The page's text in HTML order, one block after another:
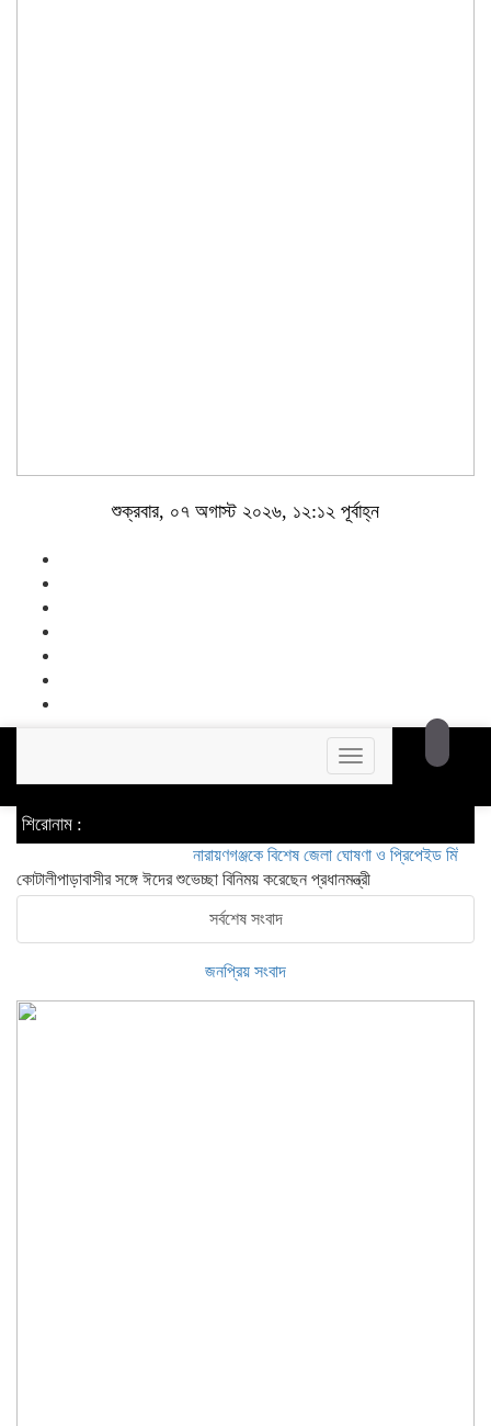
শুক্রবার, ০৭ অগাস্ট ২০২৬, ১২:১২ পূর্বাহ্ন
Toggle
navigation
শিরোনাম :
নারায়ণগঞ্জকে বিশেষ জেলা ঘোষণা ও প্রিপেইড মিটার বন্ধসহ ৫
কোটালীপাড়াবাসীর সঙ্গে ঈদের শুভেচ্ছা বিনিময় করেছেন প্রধানমন্ত্রী
সর্বশেষ সংবাদ
জনপ্রিয় সংবাদ